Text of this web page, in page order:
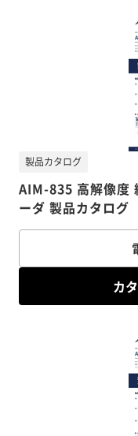
AIM-835 高解像度
ーダ 製品カタログ
製品カタログ
カ